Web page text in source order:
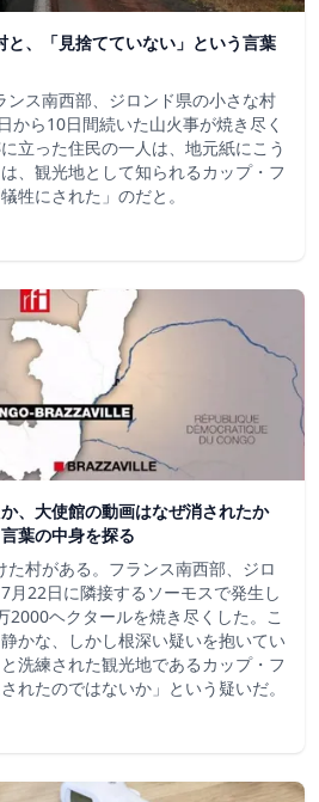
と、「見捨てていない」という言葉
ス南西部、ジロンド県の小さな村
から10日間続いた山火事が焼き尽く
立った住民の一人は、地元紙にこう
、観光地として知られるカップ・フ
牲にされた」のだと。
、大使館の動画はなぜ消されたか
葉の中身を探る
村がある。フランス南西部、ジロ
月22日に隣接するソーモスで発生し
2000ヘクタールを焼き尽くした。こ
かな、しかし根深い疑いを抱いてい
洗練された観光地であるカップ・フ
れたのではないか」という疑いだ。